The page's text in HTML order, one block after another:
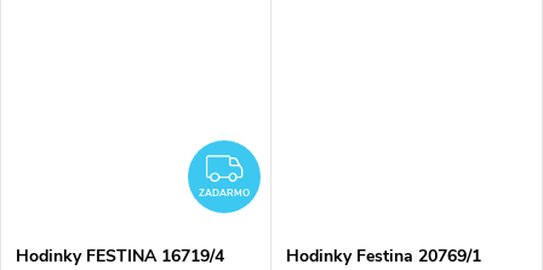
ZADARMO
ZADARMO
Hodinky FESTINA 16719/4 Hodinky Festina 20769/1